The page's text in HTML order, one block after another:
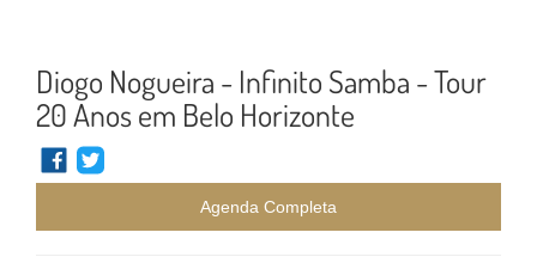
Diogo Nogueira - Infinito Samba - Tour
20 Anos em Belo Horizonte
Agenda Completa